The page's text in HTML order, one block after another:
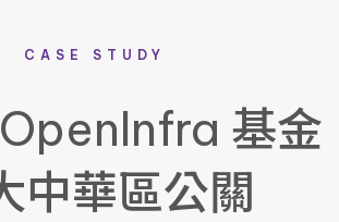
CASE STUDY
基金
中華區公關